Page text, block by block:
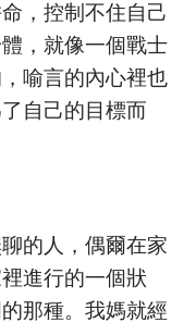
，控制不住自己
，就像一個戰士
喻言的內心裡也
自己的目標而
的人，偶爾在家
進行的一個狀
那種。我媽就經